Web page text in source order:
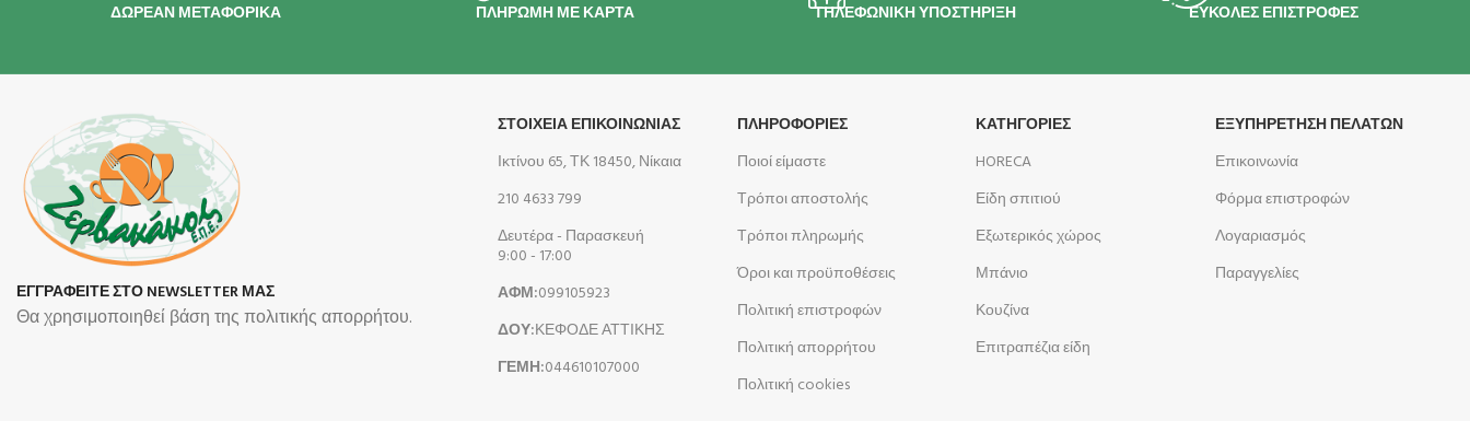
ΔΩΡΕΑΝ ΜΕΤΑΦΟΡΙΚΑ ΠΛΗΡΩΜΗ ΜΕ ΚΑΡΤΑ ΤΗΛΕΦΩΝΙΚΗ ΥΠΟΣΤΗΡΙΞΗ ΕΥΚΟΛΕΣ ΕΠΙΣΤΡΟΦΕΣ
ΕΓΓΡΑΦΕΙΤΕ ΣΤΟ NEWSLETTER ΜΑΣ
Θα χρησιμοποιηθεί βάση της πολιτικής απορρήτου.
ΣΤΟΙΧΕΙΑ ΕΠΙΚΟΙΝΩΝΙΑΣ
Ικτίνου 65, ΤΚ 18450, Νίκαια
210 4633 799
Δευτέρα - Παρασκευή
9:00 - 17:00
ΑΦΜ:099105923
ΔΟΥ:ΚΕΦΟΔΕ ΑΤΤΙΚΗΣ
ΓΕΜΗ:044610107000
ΠΛΗΡΟΦΟΡΊΕΣ
Ποιοί είμαστε
Τρόποι αποστολής
Τρόποι πληρωμής
Όροι και προϋποθέσεις
Πολιτική επιστροφών
Πολιτική απορρήτου
Πολιτική cookies
ΚΑΤΗΓΟΡΙΕΣ
HORECA
Είδη σπιτιού
Εξωτερικός χώρος
Μπάνιο
Κουζίνα
Επιτραπέζια είδη
ΕΞΥΠΗΡΕΤΗΣΗ ΠΕΛΑΤΩΝ
Επικοινωνία
Φόρμα επιστροφών
Λογαριασμός
Παραγγελίες